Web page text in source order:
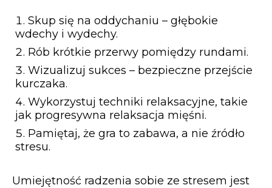
Skup się na oddychaniu – głębokie
wdechy i wydechy.
Rób krótkie przerwy pomiędzy rundami.
Wizualizuj sukces – bezpieczne przejście
kurczaka.
Wykorzystuj techniki relaksacyjne, takie
jak progresywna relaksacja mięśni.
Pamiętaj, że gra to zabawa, a nie źródło
stresu.
Umiejętność radzenia sobie ze stresem jest